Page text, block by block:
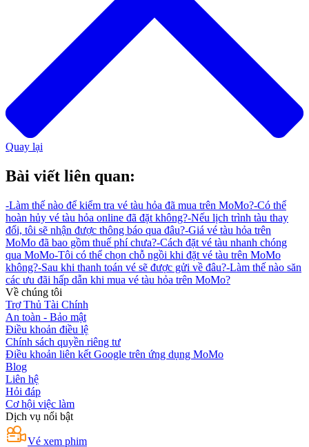
Quay lại
Bài viết liên quan:
-Làm thế nào để kiểm tra vé tàu hỏa đã mua trên MoMo?-Có thể
hoàn hủy vé tàu hỏa online đã đặt không?-Nếu lịch trình tàu thay
đổi, tôi sẽ nhận được thông báo qua đâu?-Giá vé tàu hỏa trên
MoMo đã bao gồm thuế phí chưa?-Cách đặt vé tàu nhanh chóng
qua MoMo-Tôi có thể chọn chỗ ngồi khi đặt vé tàu trên MoMo
không?-Sau khi thanh toán vé sẽ được gửi về đâu?-Làm thế nào săn
các ưu đãi hấp dẫn khi mua vé tàu hỏa trên MoMo?
Về chúng tôi
Trợ Thủ Tài Chính
An toàn - Bảo mật
Điều khoản điều lệ
Chính sách quyền riêng tư
Điều khoản liên kết Google trên ứng dụng MoMo
Blog
Liên hệ
Hỏi đáp
Cơ hội việc làm
Dịch vụ nổi bật
Vé xem phim